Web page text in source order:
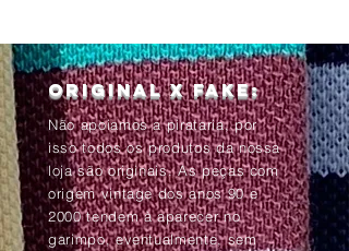
Original x Fake:
Não apoiamos a pirataria, por
isso todos os produtos da nossa
loja são originais. As peças com
origem vintage dos anos 90 e
2000 tendem à aparecer no
garimpo, eventualmente, sem